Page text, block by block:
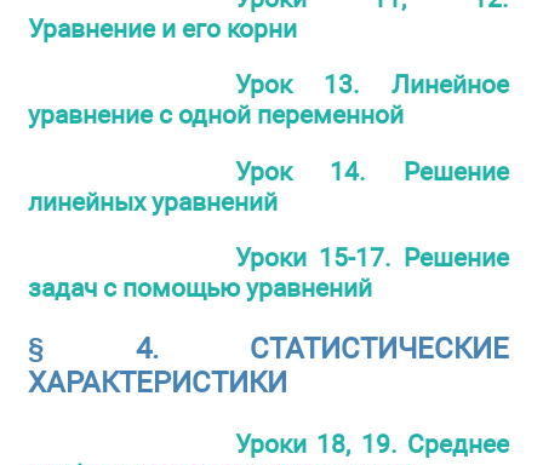
Уравнение и его корни
Урок 13. Линейное
уравнение с одной переменной
Урок 14. Решение
линейных уравнений
Уроки 15-17. Решение
задач с помощью уравнений
§ 4. СТАТИСТИЧЕСКИЕ
ХАРАКТЕРИСТИКИ
Уроки 18, 19. Среднее